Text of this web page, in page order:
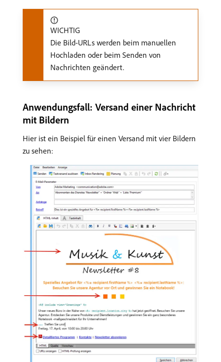
WICHTIG
Die Bild-URLs werden beim manuellen
Hochladen oder beim Senden von
Nachrichten geändert.
Anwendungsfall: Versand einer Nachricht
mit Bildern
Hier ist ein Beispiel für einen Versand mit vier Bildern
zu sehen: